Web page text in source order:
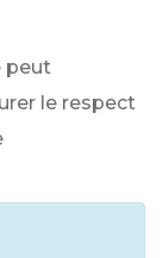
peut
le respect